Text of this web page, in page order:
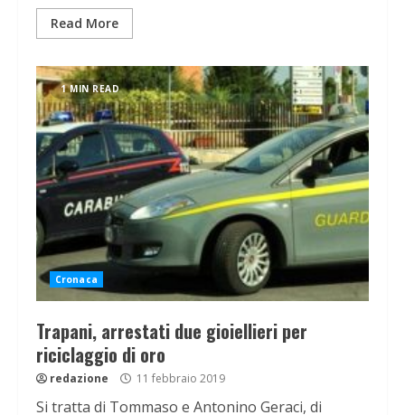
Read More
1 MIN READ
Cronaca
Trapani, arrestati due gioiellieri per
riciclaggio di oro
redazione 11 febbraio 2019
Si tratta di Tommaso e Antonino Geraci, di